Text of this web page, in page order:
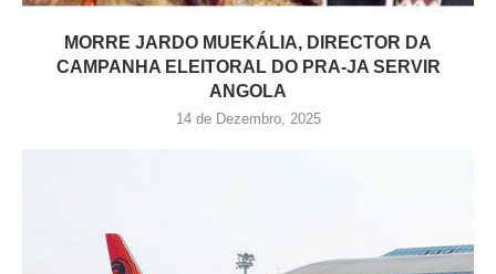
MORRE JARDO MUEKÁLIA, DIRECTOR DA
CAMPANHA ELEITORAL DO PRA-JA SERVIR
ANGOLA
14 de Dezembro, 2025